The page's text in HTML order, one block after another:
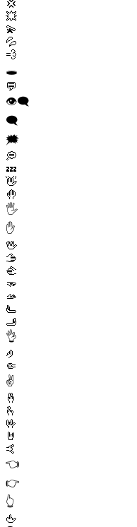
💢
💥
💫
💦
💨
🕳️
💬
👁️‍🗨️
🗨️
🗯️
💭
💤
👋
🤚
🖐️
✋
🖖
🫱
🫲
🫳
🫴
🫷
🫸
👌
🤌
🤏
✌️
🤞
🫰
🤟
🤘
🤙
👈
👉
👆
🖕